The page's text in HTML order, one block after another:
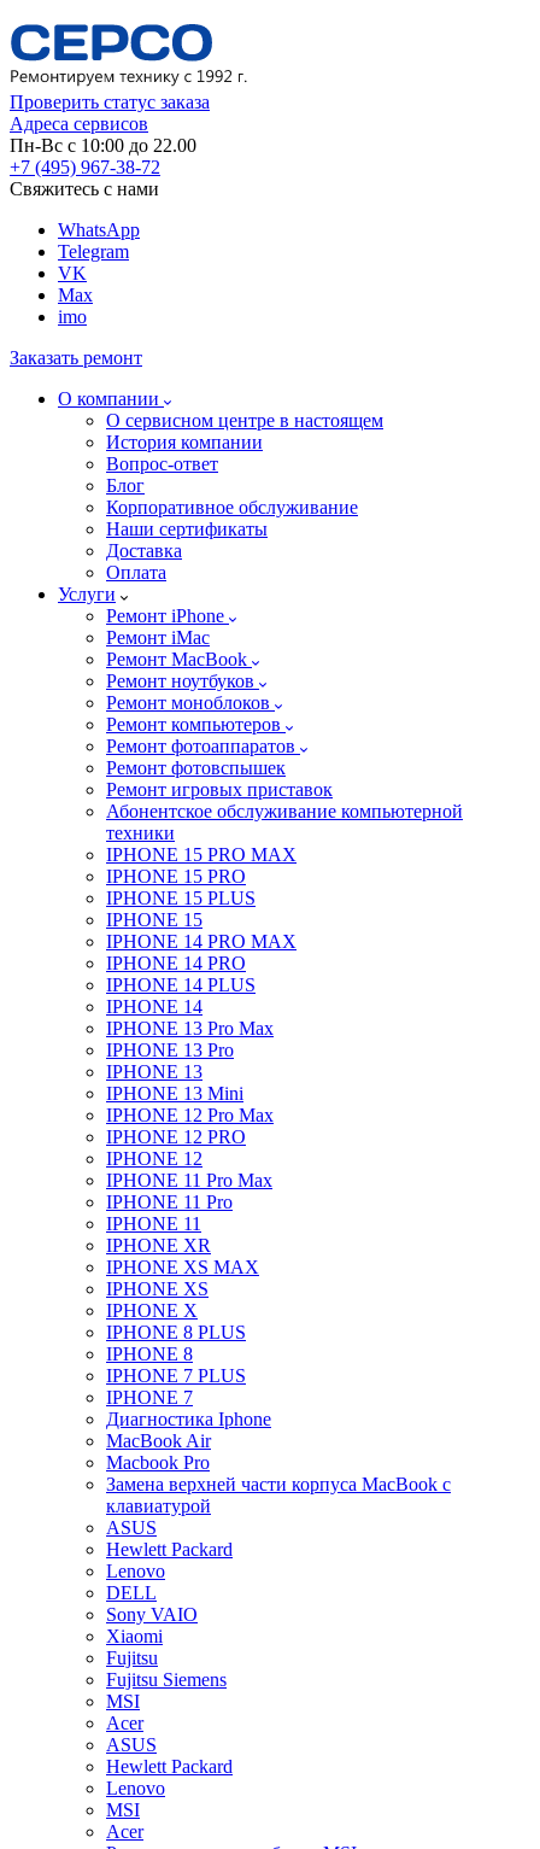
Проверить статус заказа
Адреса сервисов
Пн-Вс с 10:00 до 22.00
+7 (495) 967-38-72
Свяжитесь с нами
WhatsApp
Telegram
VK
Max
imo
Заказать ремонт
О компании
О сервисном центре в настоящем
История компании
Вопрос-ответ
Блог
Корпоративное обслуживание
Наши сертификаты
Доставка
Оплата
Услуги
Ремонт iPhone
Ремонт iMac
Ремонт MacBook
Ремонт ноутбуков
Ремонт моноблоков
Ремонт компьютеров
Ремонт фотоаппаратов
Ремонт фотовспышек
Ремонт игровых приставок
Абонентское обслуживание компьютерной
техники
IPHONE 15 PRO MAX
IPHONE 15 PRO
IPHONE 15 PLUS
IPHONE 15
IPHONE 14 PRO MAX
IPHONE 14 PRO
IPHONE 14 PLUS
IPHONE 14
IPHONE 13 Pro Max
IPHONE 13 Pro
IPHONE 13
IPHONE 13 Mini
IPHONE 12 Pro Max
IPHONE 12 PRO
IPHONE 12
IPHONE 11 Pro Max
IPHONE 11 Pro
IPHONE 11
IPHONE XR
IPHONE XS MAX
IPHONE XS
IPHONE X
IPHONE 8 PLUS
IPHONE 8
IPHONE 7 PLUS
IPHONE 7
Диагностика Iphone
MacBook Air
Macbook Pro
Замена верхней части корпуса MacBook с
клавиатурой
ASUS
Hewlett Packard
Lenovo
DELL
Sony VAIO
Xiaomi
Fujitsu
Fujitsu Siemens
MSI
Acer
ASUS
Hewlett Packard
Lenovo
MSI
Acer